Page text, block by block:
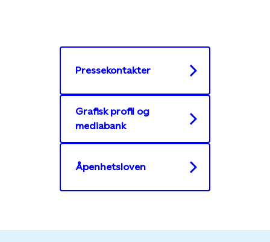
Pressekontakter
Grafisk profil og
mediabank
Åpenhetsloven